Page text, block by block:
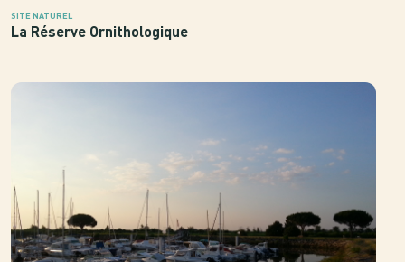
La Réserve Ornithologique
SITE NATUREL